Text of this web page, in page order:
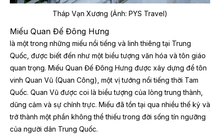
Tháp Vạn Xương (Ảnh: PYS Travel)
Miếu Quan Đế Đông Hưng
là một trong những miếu nổi tiếng và linh thiêng tại Trung
Quốc, được biết đến như một biểu tượng văn hóa và tôn giáo
quan trọng. Miếu Quan Đế Đông Hưng được xây dựng để tôn
vinh Quan Vũ (Quan Công), một vị tướng nổi tiếng thời Tam
Quốc. Quan Vũ được coi là biểu tượng của lòng trung thành,
dũng cảm và sự chính trực. Miếu đã tồn tại qua nhiều thế kỷ và
trở thành một phần không thể thiếu trong đời sống tín ngưỡng
của người dân Trung Quốc.